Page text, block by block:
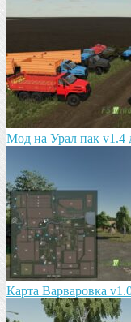
Мод на Урал пак v1.4
Карта Варваровка